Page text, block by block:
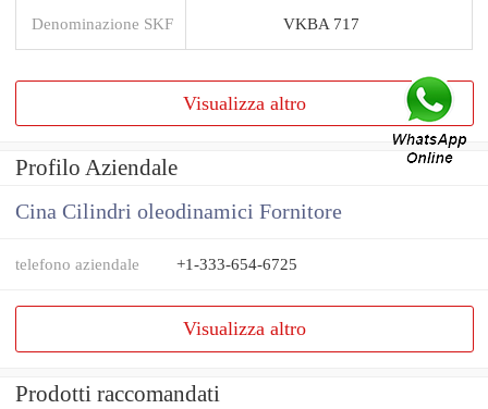
Denominazione SKF VKBA 717
Visualizza altro
Profilo Aziendale
Cina Cilindri oleodinamici Fornitore
telefono aziendale +1-333-654-6725
Visualizza altro
Prodotti raccomandati